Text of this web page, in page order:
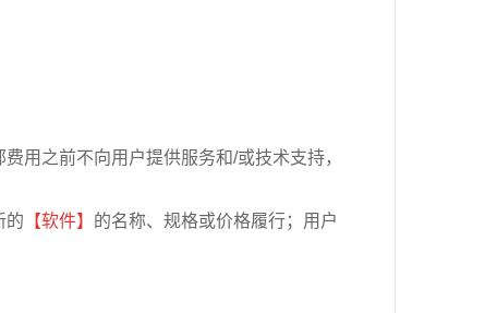
用之前不向用户提供服务和/或技术支持，
的 【软件】 的名称、规格或价格履行；用户